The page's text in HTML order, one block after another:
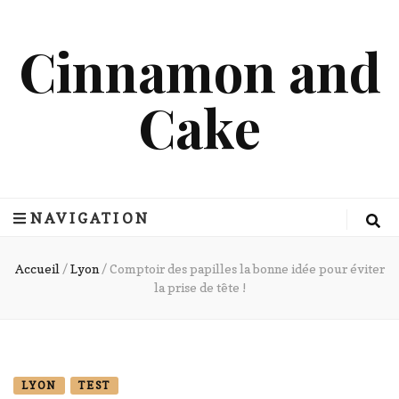
Cinnamon and
Cake
NAVIGATION
Accueil / Lyon / Comptoir des papilles la bonne idée pour éviter
la prise de tête !
LYON TEST